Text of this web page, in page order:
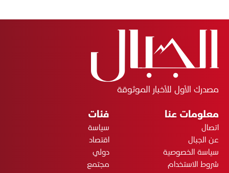
مصدرك الأول للأخبار الموثوقة
معلومات عنا
اتصال
عن الجبال
سياسة الخصوصية
شروط الاستخدام
فئات
سياسة
اقتصاد
دولي
مجتمع